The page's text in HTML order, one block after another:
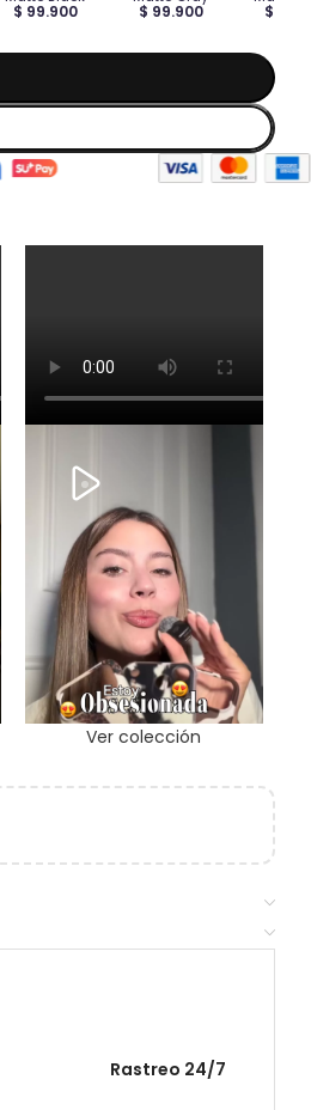
$ 99.900 $ 99.900 $
Ver colección
Rastreo 24/7